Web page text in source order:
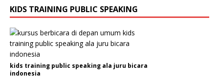
KIDS TRAINING PUBLIC SPEAKING
kids training public speaking ala juru bicara
indonesia